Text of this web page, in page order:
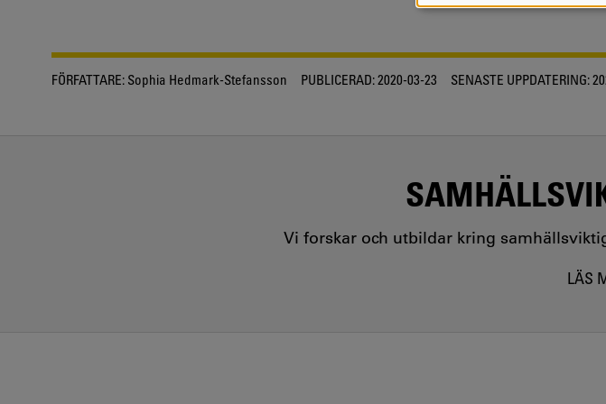
FÖRFATTARE: Sophia Hedmark-Stefansson PUBLICERAD:2020-03-23 SENASTE UPPDATERING:
Vi forskar och utbildar kring
LÄS